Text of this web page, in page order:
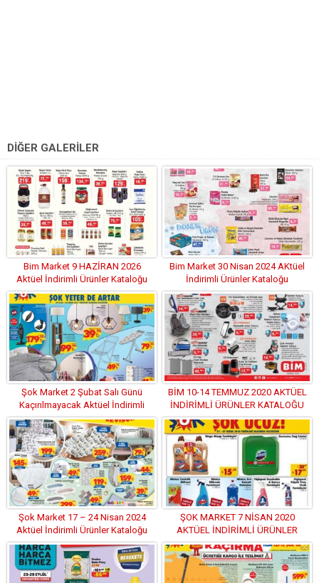
DİĞER GALERİLER
Bim Market 9 HAZİRAN 2026
Aktüel İndirimli Ürünler Kataloğu
Bim Market 30 Nisan 2024 AKtüel
İndirimli Ürünler Kataloğu
Şok Market 2 Şubat Salı Günü
Kaçırılmayacak Aktüel İndirimli
Ürünler Kataloğu
BİM 10-14 TEMMUZ 2020 AKTÜEL
İNDİRİMLİ ÜRÜNLER KATALOĞU
Şok Market 17 – 24 Nisan 2024
Aktüel İndirimli Ürünler Kataloğu
ŞOK MARKET 7 NİSAN 2020
AKTÜEL İNDİRİMLİ ÜRÜNLER
KATALOĞU